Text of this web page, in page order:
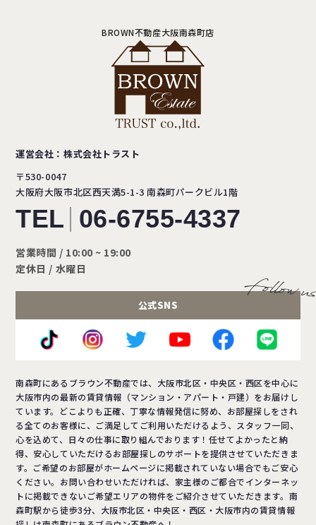
BROWN不動産大阪南森町店
運営会社：株式会社トラスト
〒530-0047
大阪府大阪市北区西天満5-1-3南森町パークビル1階
TEL 06-6755-4337
営業時間 / 10:00 ~ 19:00
定休日 / 水曜日
公式SNS
南森町にあるブラウン不動産では、大阪市北区・中央区・西区を中心に
大阪市内の最新の賃貸情報（マンション・アパート・戸建）をお届けし
ています。どこよりも正確、丁寧な情報発信に努め、お部屋探しをされ
る全てのお客様に、ご満足してご利用いただけるよう、スタッフ一同、
心を込めて、日々の仕事に取り組んでおります！任せてよかったと納
得、安心していただけるお部屋探しのサポートを提供させていただきま
す。ご希望のお部屋がホームページに掲載されていない場合でもご安心
ください。お問い合わせいただければ、家主様のご都合でインターネッ
トに掲載できないご希望エリアの物件をご紹介させていただきます。南
森町駅から徒歩3分、大阪市北区・中央区・西区・大阪市内の賃貸情報